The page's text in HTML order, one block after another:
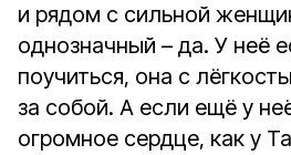
и рядом с сильной
однозначный – да. У неё
поучиться, она с
за собой. А если ещё у
огромное сердце, как у